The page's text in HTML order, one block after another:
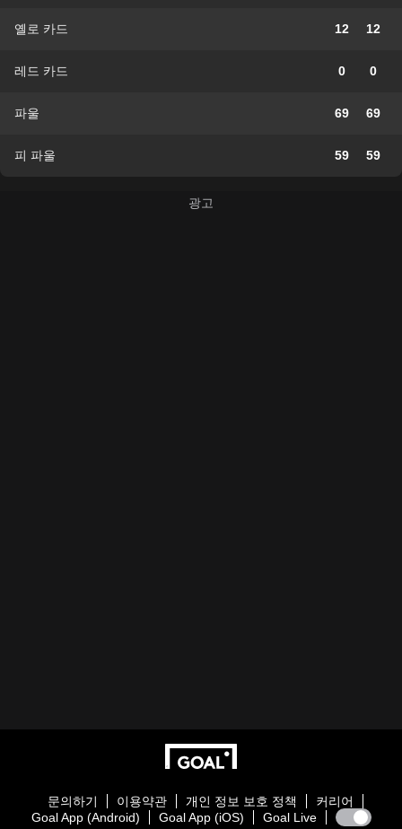
옐로 카드 12 12
레드 카드 0 0
파울 69 69
피 파울 59 59
문의하기 이용약관 개인 정보 보호 정책
커리어
Goal App (Android)
Goal App (iOS) Goal Live